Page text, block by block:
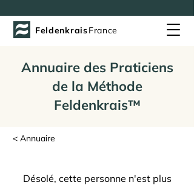
FeldenkraisFrance
Annuaire des Praticiens
de la Méthode
Feldenkrais™
< Annuaire
Désolé, cette personne n'est plus